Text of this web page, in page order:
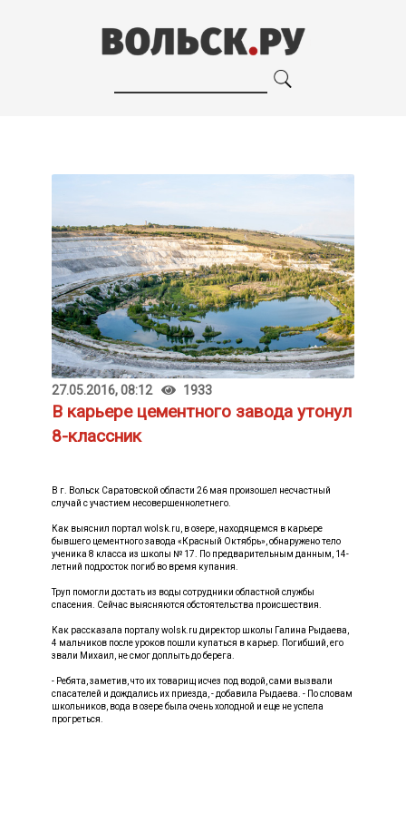
27.05.2016, 08:12 1933
В карьере цементного завода утонул
8-классник
В г. Вольск Саратовской области 26 мая произошел несчастный
случай с участием несовершеннолетнего.
Как выяснил портал wolsk.ru, в озере, находящемся в карьере
бывшего цементного завода «Красный Октябрь», обнаружено тело
ученика 8 класса из школы № 17. По предварительным данным, 14-
летний подросток погиб во время купания.
Труп помогли достать из воды сотрудники областной службы
спасения. Сейчас выясняются обстоятельства происшествия.
Как рассказала порталу wolsk.ru директор школы Галина Рыдаева,
4 мальчиков после уроков пошли купаться в карьер. Погибший, его
звали Михаил, не смог доплыть до берега.
- Ребята, заметив, что их товарищ исчез под водой, сами вызвали
спасателей и дождались их приезда, - добавила Рыдаева. - По словам
школьников, вода в озере была очень холодной и еще не успела
прогреться.